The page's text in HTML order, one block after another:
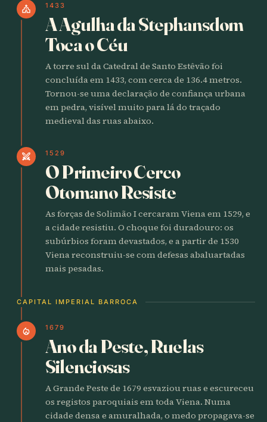
church 1433
A Agulha da Stephansdom
Toca o Céu
A torre sul da Catedral de Santo Estêvão foi
concluída em 1433, com cerca de 136.4 metros.
Tornou-se uma declaração de confiança urbana
em pedra, visível muito para lá do traçado
medieval das ruas abaixo.
swords 1529
O Primeiro Cerco
Otomano Resiste
As forças de Solimão I cercaram Viena em 1529, e
a cidade resistiu. O choque foi duradouro: os
subúrbios foram devastados, e a partir de 1530
Viena reconstruiu-se com defesas abaluartadas
mais pesadas.
CAPITAL IMPERIAL BARROCA
local_fire_department 1679
Ano da Peste, Ruelas
Silenciosas
A Grande Peste de 1679 esvaziou ruas e escureceu
os registos paroquiais em toda Viena. Numa
cidade densa e amuralhada, o medo propagava-se